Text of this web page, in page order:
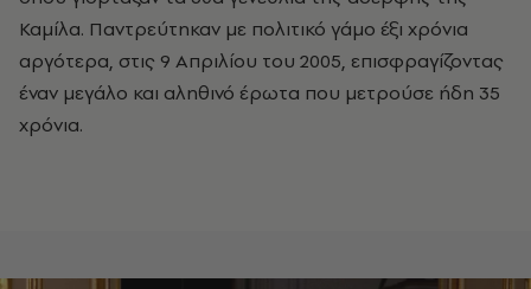
Καμίλα. Παντρεύτηκαν με πολιτικό γάμο έξι χρόνια
αργότερα, στις 9 Απριλίου του 2005, επισφραγίζοντας
έναν μεγάλο και αληθινό έρωτα που μετρούσε ήδη 35
χρόνια.